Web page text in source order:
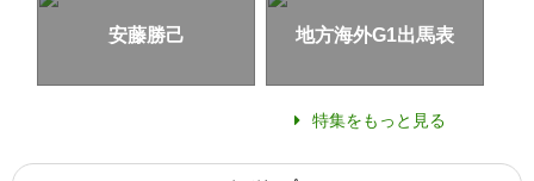
安藤勝己 地方海外G1出馬表
特集をもっと見る